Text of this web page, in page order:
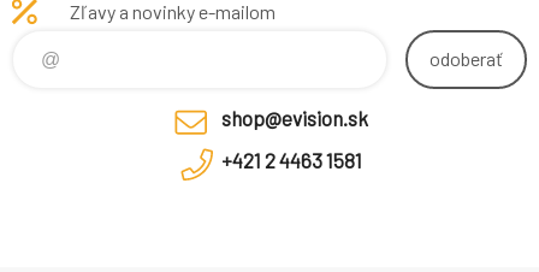
Zľavy a novinky e-mailom
odoberať
shop@evision.sk
+421 2 4463 1581